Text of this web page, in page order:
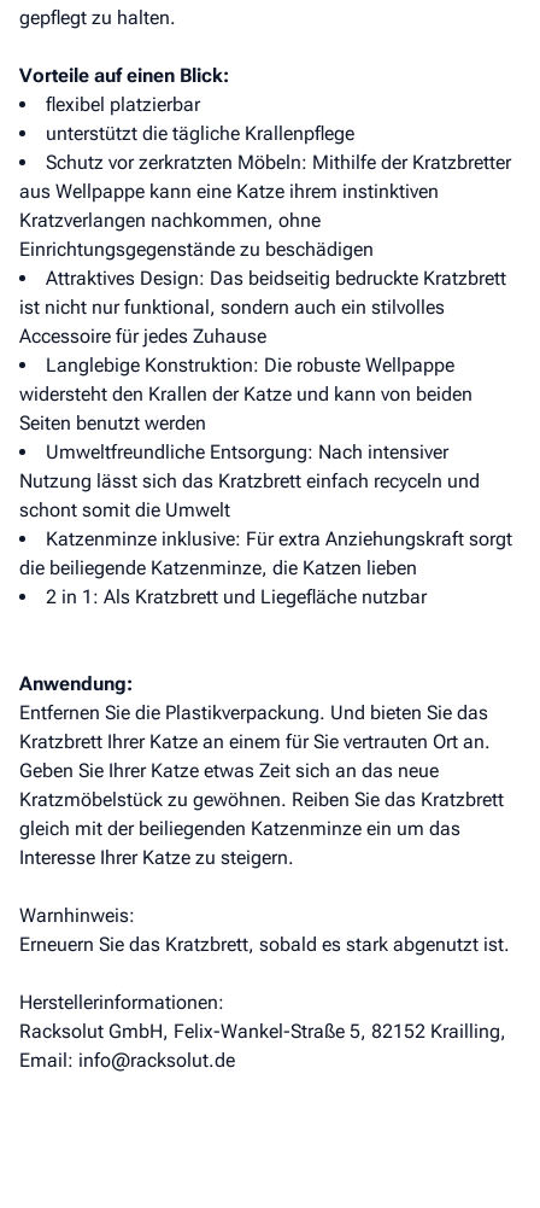
gepflegt zu halten.
Vorteile auf einen Blick:
flexibel platzierbar
unterstützt die tägliche Krallenpflege
Schutz vor zerkratzten Möbeln: Mithilfe der Kratzbretter
aus Wellpappe kann eine Katze ihrem instinktiven
Kratzverlangen nachkommen, ohne
Einrichtungsgegenstände zu beschädigen
Attraktives Design: Das beidseitig bedruckte Kratzbrett
ist nicht nur funktional, sondern auch ein stilvolles
Accessoire für jedes Zuhause
Langlebige Konstruktion: Die robuste Wellpappe
widersteht den Krallen der Katze und kann von beiden
Seiten benutzt werden
Umweltfreundliche Entsorgung: Nach intensiver
Nutzung lässt sich das Kratzbrett einfach recyceln und
schont somit die Umwelt
Katzenminze inklusive: Für extra Anziehungskraft sorgt
die beiliegende Katzenminze, die Katzen lieben
2 in 1: Als Kratzbrett und Liegefläche nutzbar
Anwendung:
Entfernen Sie die Plastikverpackung. Und bieten Sie das
Kratzbrett Ihrer Katze an einem für Sie vertrauten Ort an.
Geben Sie Ihrer Katze etwas Zeit sich an das neue
Kratzmöbelstück zu gewöhnen. Reiben Sie das Kratzbrett
gleich mit der beiliegenden Katzenminze ein um das
Interesse Ihrer Katze zu steigern.
Warnhinweis:
Erneuern Sie das Kratzbrett, sobald es stark abgenutzt ist.
Herstellerinformationen:
Racksolut GmbH, Felix-Wankel-Straße 5, 82152 Krailling,
Email: info@racksolut.de